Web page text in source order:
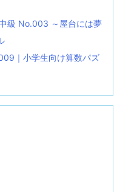
級 No.003 ～屋台には夢
｜小学生向け算数パズ